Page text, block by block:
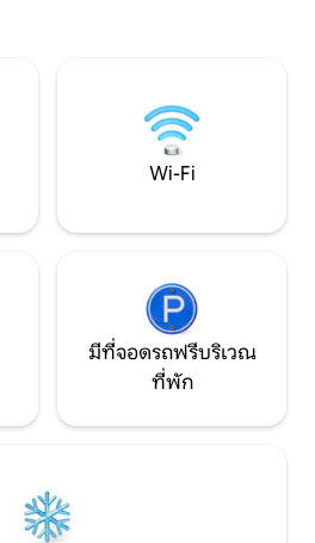
การพักผ่อนท่ามกล
Wi-Fi
มีที่จอดรถฟรีบริเวณ
ที่พัก